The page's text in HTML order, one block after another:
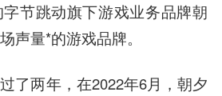
节跳动旗下游戏业务品牌朝
声量*的游戏品牌。
了两年，在2022年6月，朝夕